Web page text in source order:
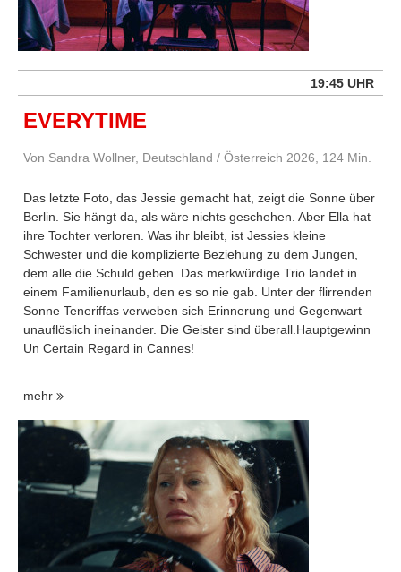
19:45 UHR
EVERYTIME
Von Sandra Wollner, Deutschland / Österreich 2026, 124 Min.
Das letzte Foto, das Jessie gemacht hat, zeigt die Sonne über
Berlin. Sie hängt da, als wäre nichts geschehen. Aber Ella hat
ihre Tochter verloren. Was ihr bleibt, ist Jessies kleine
Schwester und die komplizierte Beziehung zu dem Jungen,
dem alle die Schuld geben. Das merkwürdige Trio landet in
einem Familienurlaub, den es so nie gab. Unter der flirrenden
Sonne Teneriffas verweben sich Erinnerung und Gegenwart
unauflöslich ineinander. Die Geister sind überall.Hauptgewinn
Un Certain Regard in Cannes!
mehr